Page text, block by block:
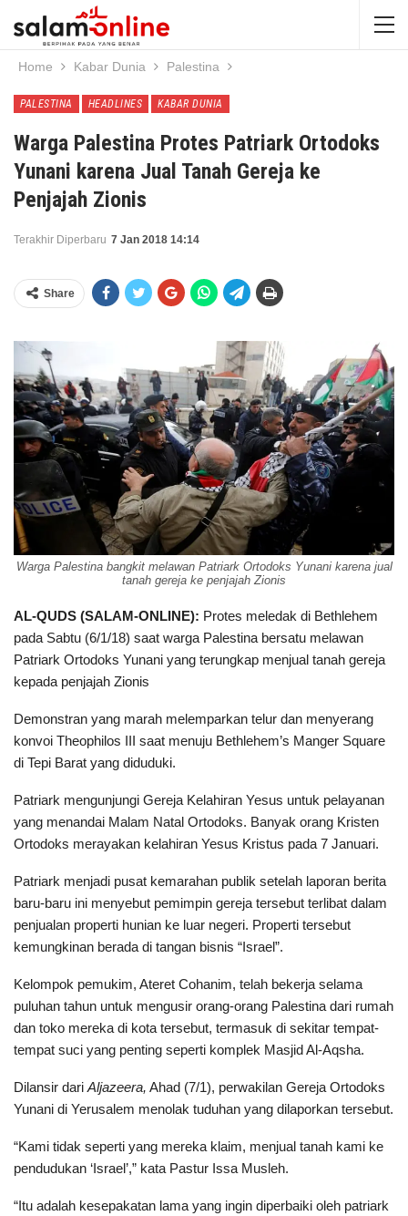
Home Kabar Dunia Palestina
PALESTINA HEADLINES KABAR DUNIA
Warga Palestina Protes Patriark Ortodoks
Yunani karena Jual Tanah Gereja ke
Penjajah Zionis
Terakhir Diperbaru 7 Jan 2018 14:14
Share
Warga Palestina bangkit melawan Patriark Ortodoks Yunani karena jual
tanah gereja ke penjajah Zionis
AL-QUDS (SALAM-ONLINE): Protes meledak di Bethlehem
pada Sabtu (6/1/18) saat warga Palestina bersatu melawan
Patriark Ortodoks Yunani yang terungkap menjual tanah gereja
kepada penjajah Zionis
Demonstran yang marah melemparkan telur dan menyerang
konvoi Theophilos III saat menuju Bethlehem’s Manger Square
di Tepi Barat yang diduduki.
Patriark mengunjungi Gereja Kelahiran Yesus untuk pelayanan
yang menandai Malam Natal Ortodoks. Banyak orang Kristen
Ortodoks merayakan kelahiran Yesus Kristus pada 7 Januari.
Patriark menjadi pusat kemarahan publik setelah laporan berita
baru-baru ini menyebut pemimpin gereja tersebut terlibat dalam
penjualan properti hunian ke luar negeri. Properti tersebut
kemungkinan berada di tangan bisnis “Israel”.
Kelompok pemukim, Ateret Cohanim, telah bekerja selama
puluhan tahun untuk mengusir orang-orang Palestina dari rumah
dan toko mereka di kota tersebut, termasuk di sekitar tempat-
tempat suci yang penting seperti komplek Masjid Al-Aqsha.
Dilansir dari Aljazeera, Ahad (7/1), perwakilan Gereja Ortodoks
Yunani di Yerusalem menolak tuduhan yang dilaporkan tersebut.
“Kami tidak seperti yang mereka klaim, menjual tanah kami ke
pendudukan ‘Israel’,” kata Pastur Issa Musleh.
“Itu adalah kesepakatan lama yang ingin diperbaiki oleh patriark